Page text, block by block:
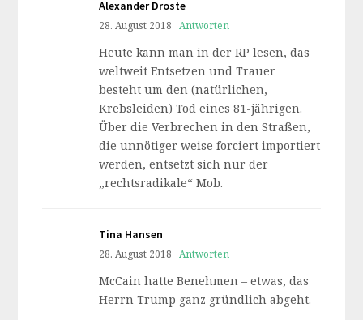
Alexander Droste
28. August 2018 Antworten
Heute kann man in der RP lesen, das
weltweit Entsetzen und Trauer
besteht um den (natürlichen,
Krebsleiden) Tod eines 81-jährigen.
Über die Verbrechen in den Straßen,
die unnötiger weise forciert importiert
werden, entsetzt sich nur der
„rechtsradikale“ Mob.
Tina Hansen
28. August 2018 Antworten
McCain hatte Benehmen – etwas, das
Herrn Trump ganz gründlich abgeht.